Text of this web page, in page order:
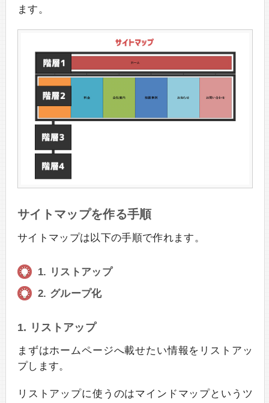
ます。
サイトマップを作る手順
サイトマップは以下の手順で作れます。
1. リストアップ
2. グループ化
1. リストアップ
まずはホームページへ載せたい情報をリストアッ
プします。
リストアップに使うのはマインドマップというツ